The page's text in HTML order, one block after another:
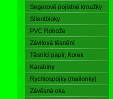
Segerové pojistné kroužky
Silentbloky
PVC Rohože
Závitová těsnění
Těsnící papír, Korek
Karabiny
Rychlospojky (mailonky)
Závěsná oka